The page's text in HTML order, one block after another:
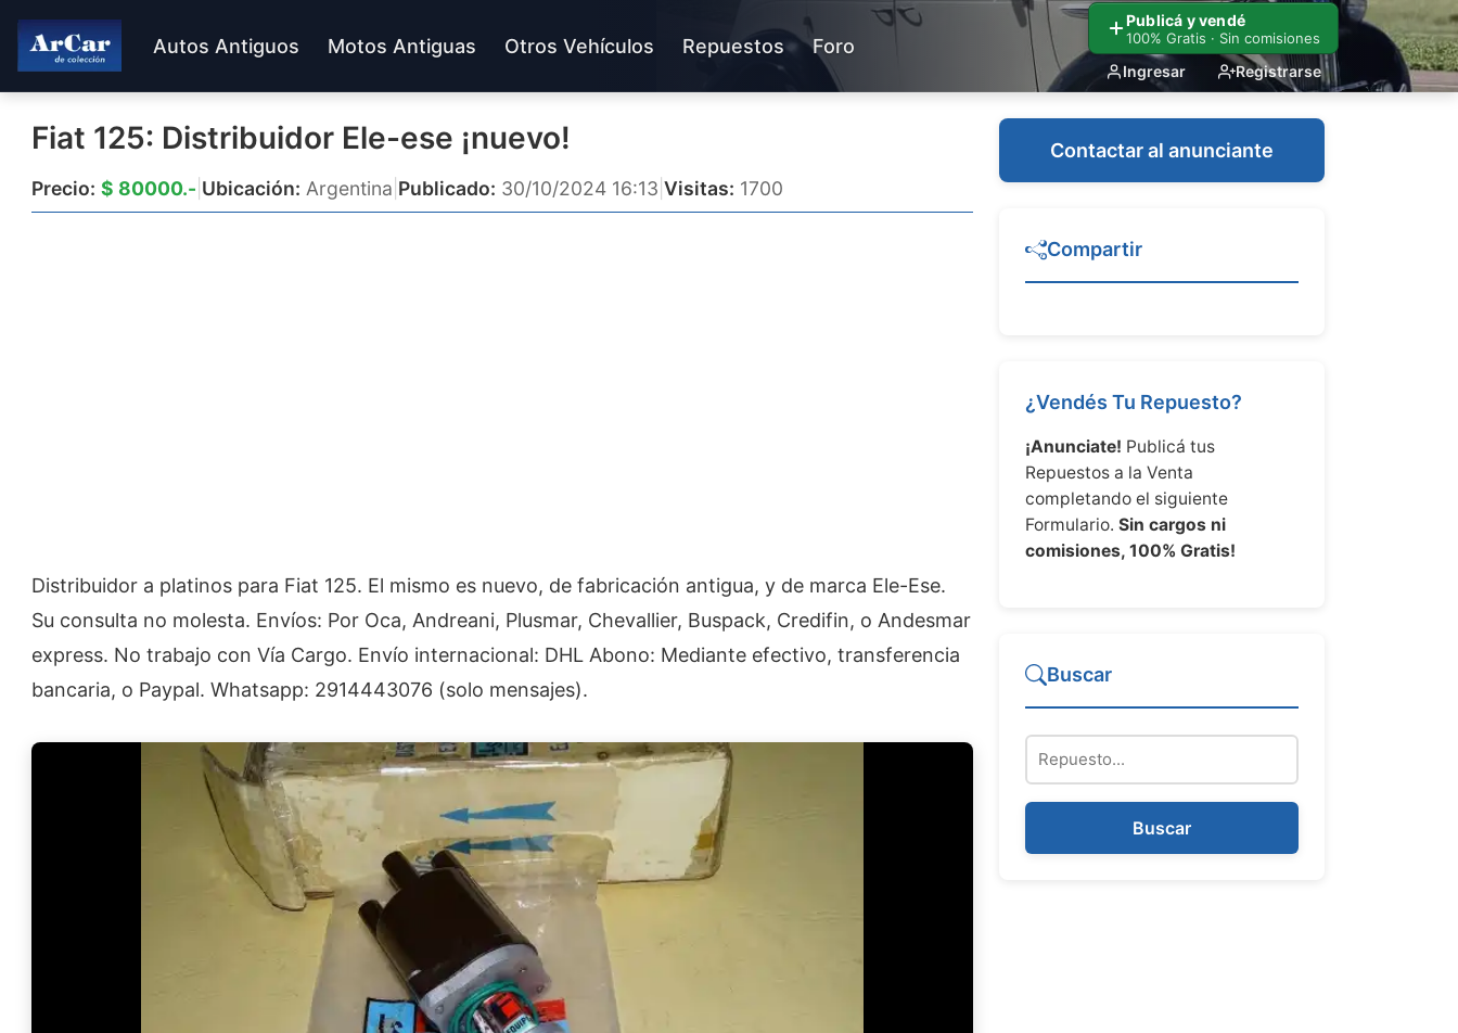
Publicá y vendé
100% Gratis · Sin comisiones
Ingresar Registrarse
Autos Antiguos Motos Antiguas Otros Vehículos Repuestos Foro
Fiat 125: Distribuidor Ele-ese ¡nuevo!
Precio: $ 80000.- Ubicación: Argentina Publicado: 30/10/2024 16:13 Visitas: 1700
Distribuidor a platinos para Fiat 125. El mismo es nuevo, de fabricación antigua, y de marca Ele-Ese.
Su consulta no molesta. Envíos: Por Oca, Andreani, Plusmar, Chevallier, Buspack, Credifin, o Andesmar
express. No trabajo con Vía Cargo. Envío internacional: DHL Abono: Mediante efectivo, transferencia
bancaria, o Paypal. Whatsapp: 2914443076 (solo mensajes).
Contactar al anunciante
Compartir
¿Vendés Tu Repuesto?
¡Anunciate! Publicá tus
Repuestos a la Venta
completando el siguiente
Formulario. Sin cargos ni
comisiones, 100% Gratis!
Buscar
Buscar